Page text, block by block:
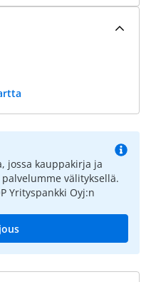
jossa kauppakirja ja
välityksellä.
Yrityspankki Oyj:n